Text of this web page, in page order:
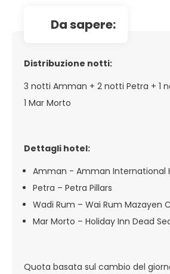
da sapere:
Distribuzione notti:
3 notti Amman + 2 notti Petra + 1
1 Mar Morto
Dettagli hotel:
Amman - Amman International
Petra – Petra Pillars
Wadi Rum – Wai Rum Mazayen
Mar Morto – Holiday Inn Dead
Quota basata sul cambio del